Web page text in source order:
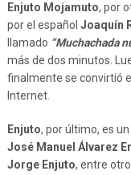
Enjuto Mojamuto, por
por el español Joaquín
llamado “Muchachada
más de dos minutos.
finalmente se convirtió
Internet.
Enjuto, por último, es
José Manuel Álvarez
Jorge Enjuto, entre